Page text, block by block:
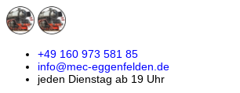
+49 160 973 581 85
info@mec-eggenfelden.de
jeden Dienstag ab 19 Uhr